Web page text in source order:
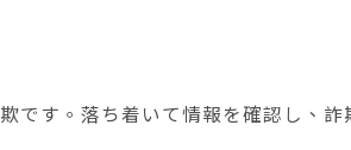
です。落ち着いて情報を確認し、